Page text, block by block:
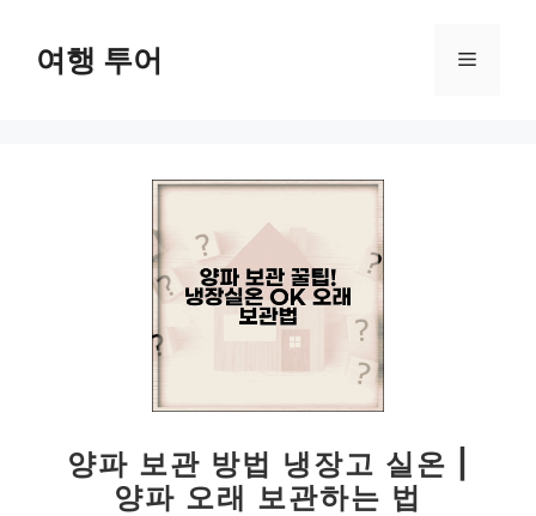
여행 투어 메
양파 보관 방법 냉장고 실온 |
양파 오래 보관하는 법